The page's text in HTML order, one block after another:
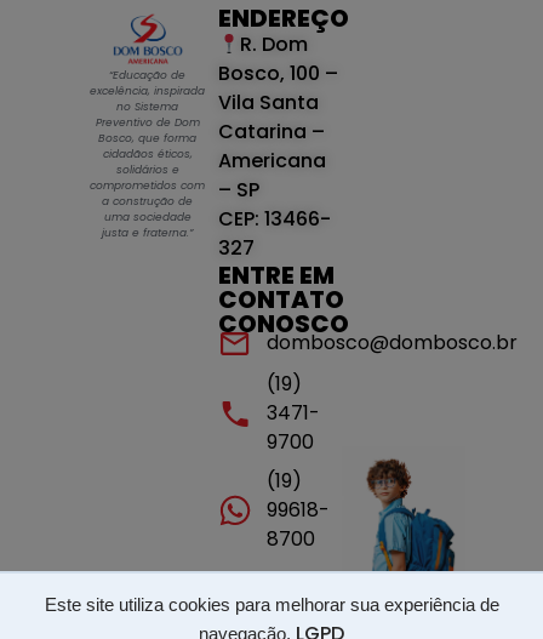
Este site utiliza cookies para melhorar sua experiência de
navegação.
“Educação de
excelência, inspirada
no Sistema
Preventivo de Dom
Bosco, que forma
cidadãos éticos,
solidários e
comprometidos com
a construção de
uma sociedade
justa e fraterna.”
ENDEREÇO
R. Dom
Bosco, 100 –
Vila Santa
Catarina –
Americana
– SP
CEP: 13466-
327
ENTRE EM
CONTATO
CONOSCO
dombosco@dombosco.br
(19)
3471-
9700
(19)
99618-
8700
Portal de transparência - ISSP - LGPD